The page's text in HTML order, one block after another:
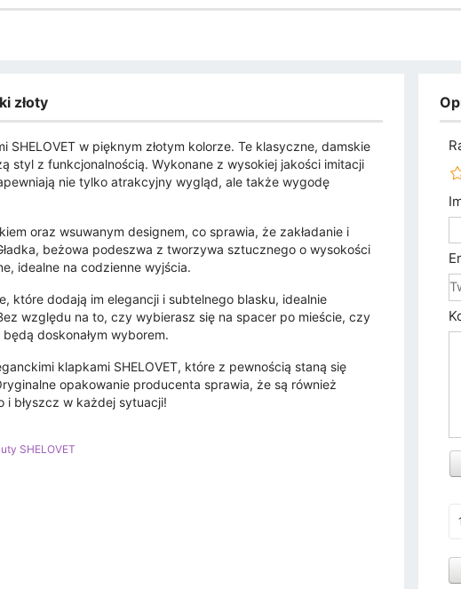
złoty
w pięknym złotym kolorze. Te klasyczne, damskie
styl z funkcjonalnością. Wykonane z wysokiej jakości imitacji
nie tylko atrakcyjny wygląd, ale także wygodę
oraz wsuwanym designem, co sprawia, że zakładanie i
beżowa podeszwa z tworzywa sztucznego o wysokości
idealne na codzienne wyjścia.
które dodają im elegancji i subtelnego blasku, idealnie
względu na to, czy wybierasz się na spacer po mieście, czy
doskonałym wyborem.
klapkami SHELOVET, które z pewnością staną się
opakowanie producenta sprawia, że są również
i błyszcz w każdej sytuacji!
SHELOVET